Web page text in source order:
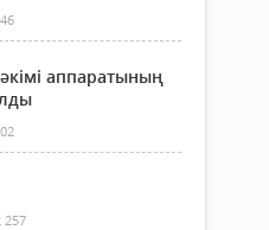
аппаратының
257